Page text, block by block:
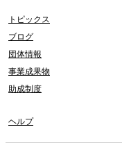
トピックス
ブログ
団体情報
事業成果物
助成制度
ヘルプ